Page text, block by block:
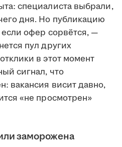
специалиста выбрали,
дня. Но публикацию
офер сорвётся, —
пул других
в этот момент
сигнал, что
вакансия висит давно,
«не просмотрен»
заморожена